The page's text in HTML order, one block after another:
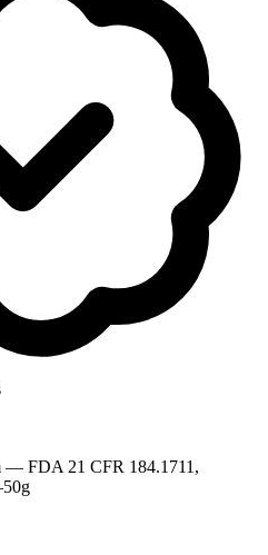
— FDA 21 CFR 184.1711,